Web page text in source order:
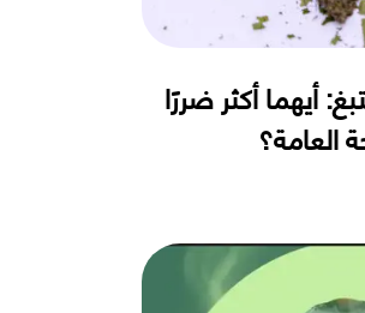
أيهما أكثر ضررًا
العامة؟